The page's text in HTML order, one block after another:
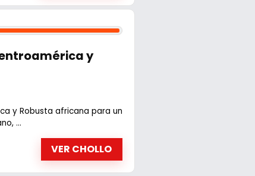
y
y Robusta africana para un
...
VER CHOLLO